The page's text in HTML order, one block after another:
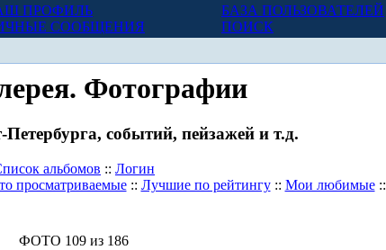
ПРОФИЛЬ
СООБЩЕНИЯ
БАЗА ПОЛЬЗОВАТЕЛЕЙ
ПОИСК
Фотографии
событий, пейзажей и т.д.
альбомов :: Логин
просматриваемые:: Лучшие по рейтингу:: Мои любимые::
ФОТО 109 из 186